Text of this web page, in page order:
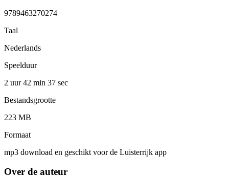
9789463270274
Taal
Nederlands
Speelduur
2 uur 42 min 37 sec
Bestandsgrootte
223 MB
Formaat
mp3 download en geschikt voor de Luisterrijk app
Over de auteur